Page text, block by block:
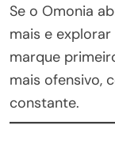
Se o Omonia
mais e
marque
mais ofensivo,
constante.